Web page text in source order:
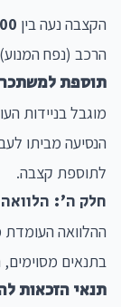
הקצבה נעה בין 600 ₪ ל-
הרכב (נפח
תוספת
הנסיעה מביתו
לתוספת קצבה.
חלק ה':
ההלוואה
בתנאים מסוימים,
תנאי הזכאות